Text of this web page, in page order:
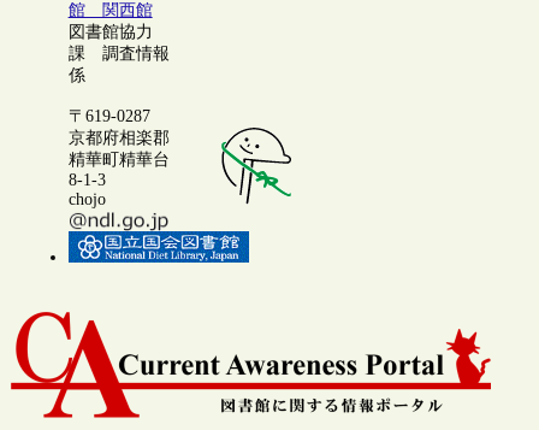
館 関西館
図書館協力
課 調査情報
係
〒619-0287
京都府相楽郡
精華町精華台
8-1-3
chojo